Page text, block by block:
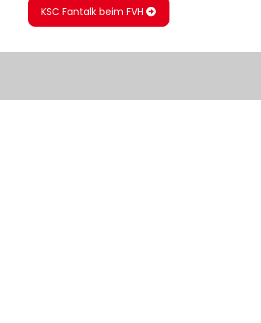
KSC Fantalk beim FVH